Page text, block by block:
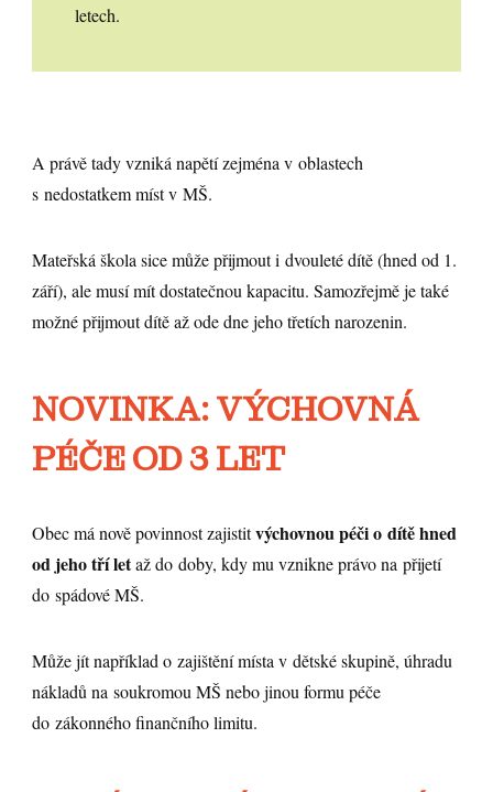
letech.
A právě tady vzniká napětí zejména v oblastech
s nedostatkem míst v MŠ.
Mateřská škola sice může přijmout i dvouleté dítě (hned od 1.
září), ale musí mít dostatečnou kapacitu. Samozřejmě je také
možné přijmout dítě až ode dne jeho třetích narozenin.
NOVINKA: VÝCHOVNÁ
PÉČE OD 3 LET
Obec má nově povinnost zajistitvýchovnou péči o dítě hned
od jeho tří letaž do doby, kdy mu vznikne právo na přijetí
do spádové MŠ.
Může jít například o zajištění místa v dětské skupině, úhradu
nákladů na soukromou MŠ nebo jinou formu péče
do zákonného finančního limitu.